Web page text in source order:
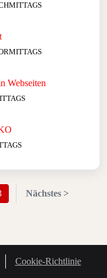
Webseiten
Nächstes >
Cookie-Richtlinie